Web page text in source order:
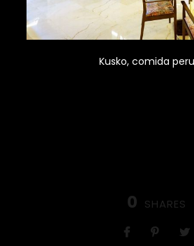
Kusko, comida
0 SHARES